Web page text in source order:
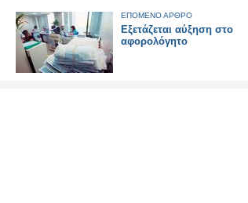
ΕΠΟΜΕΝΟ ΑΡΘΡΟ
Εξετάζεται αύξηση στο
αφορολόγητο